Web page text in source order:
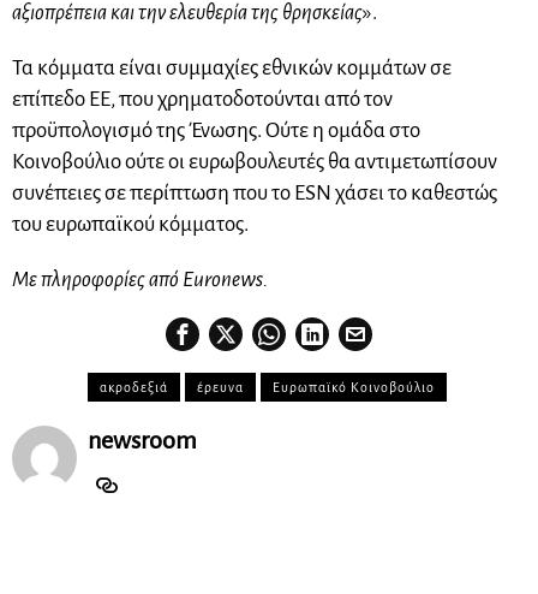
αξιοπρέπεια και την ελευθερία της θρησκείας».
Τα κόμματα είναι συμμαχίες εθνικών κομμάτων σε
επίπεδο ΕΕ, που χρηματοδοτούνται από τον
προϋπολογισμό της Ένωσης. Ούτε η ομάδα στο
Κοινοβούλιο ούτε οι ευρωβουλευτές θα αντιμετωπίσουν
συνέπειες σε περίπτωση που το ESN χάσει το καθεστώς
του ευρωπαϊκού κόμματος.
Με πληροφορίες από Euronews.
ακροδεξιά έρευνα Ευρωπαϊκό Κοινοβούλιο
newsroom